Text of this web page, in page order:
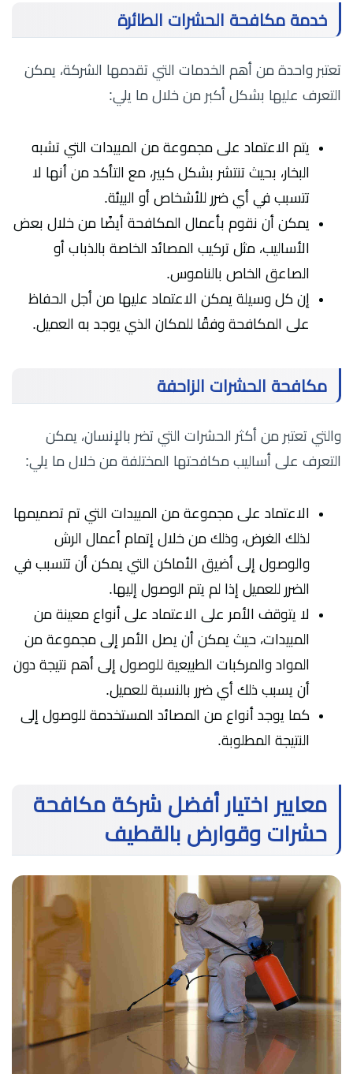
خدمة مكافحة الحشرات الطائرة
تعتبر واحدة من أهم الخدمات التي تقدمها الشركة، يمكن
التعرف عليها بشكل أكبر من خلال ما يلي:
يتم الاعتماد على مجموعة من المبيدات التي تشبه
البخار، بحيث تنتشر بشكل كبير، مع التأكد من أنها لا
تتسبب في أي ضرر للأشخاص أو البيئة.
يمكن أن نقوم بأعمال المكافحة أيضًا من خلال بعض
الأساليب، مثل تركيب المصائد الخاصة بالذباب أو
الصاعق الخاص بالناموس.
إن كل وسيلة يمكن الاعتماد عليها من أجل الحفاظ
على المكافحة وفقًا للمكان الذي يوجد به العميل.
مكافحة الحشرات الزاحفة
والتي تعتبر من أكثر الحشرات التي تضر بالإنسان، يمكن
التعرف على أساليب مكافحتها المختلفة من خلال ما يلي:
الاعتماد على مجموعة من المبيدات التي تم تصميمها
لذلك الغرض، وذلك من خلال إتمام أعمال الرش
والوصول إلى أضيق الأماكن التي يمكن أن تتسبب في
الضرر للعميل إذا لم يتم الوصول إليها.
لا يتوقف الأمر على الاعتماد على أنواع معينة من
المبيدات، حيث يمكن أن يصل الأمر إلى مجموعة من
المواد والمركبات الطبيعية للوصول إلى أهم نتيجة دون
أن يسبب ذلك أي ضرر بالنسبة للعميل.
كما يوجد أنواع من المصائد المستخدمة للوصول إلى
النتيجة المطلوبة.
معايير اختيار أفضل شركة مكافحة
حشرات وقوارض بالقطيف